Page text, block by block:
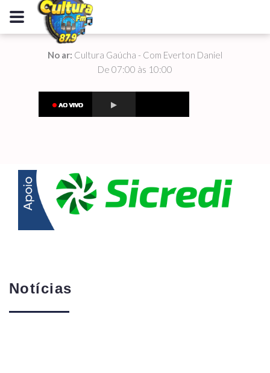
No ar: Cultura Gaúcha - Com Everton Daniel
De 07:00 às 10:00
Notícias